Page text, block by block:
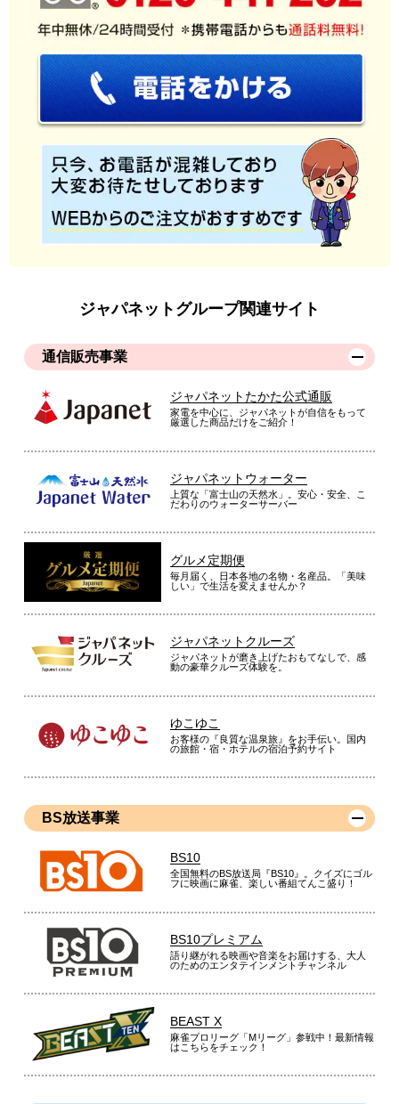
取り扱いが簡単！
コ－ドレス掃除機が欲しかったので購入しました。取り扱いが
簡単で使いやすいです。女性でも軽くて持ち運びやすいです。
（神奈川県50代J.K様
軽いのですぐにお掃除できる
おすすめ商品です！
いやすいと喜んでいます。軽くスイスイ進んでくれます。おす
すめ商品です。
（群馬県
「お客様の声」は実際にご購入されたお客様からのご意見を掲載しておりま
商品により、同一シリーズをご購入された方の声を含みます。
ジャパネットグループ関連サイト
通信販売事業
ジャパネットたかた公式通販
家電を中心に、ジャパネットが自信をもって
厳選した商品だけをご紹介！
ジャパネットウォーター
上質な「富士山の天然水」。安心・安全、こ
だわりのウォーターサーバー
グルメ定期便
毎月届く、日本各地の名物・名産品。「美味
しい」で生活を変えませんか？
ジャパネットクルーズ
ジャパネットが磨き上げたおもてなしで、感
動の豪華クルーズ体験を。
ゆこゆこ
お客様の『良質な温泉旅』をお手伝い。国内
の旅館・宿・ホテルの宿泊予約サイト
BS放送事業
BS10
全国無料のBS放送局『BS10』。クイズにゴル
フに映画に麻雀、楽しい番組てんこ盛り！
BS10プレミアム
語り継がれる映画や音楽をお届けする、大人
のためのエンタテインメントチャンネル
BEAST X
麻雀プロリーグ「Mリーグ」参戦中！最新情報
はこちらをチェック！